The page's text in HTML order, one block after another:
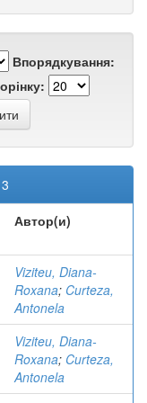
Впорядкування:
Автор(и)
Viziteu, Diana-
Roxana; Curteza,
Antonela
Viziteu, Diana-
Roxana; Curteza,
Antonela